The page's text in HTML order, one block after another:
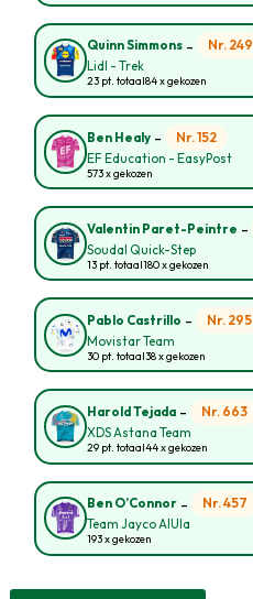
Quinn Simmons - Nr. 249
Lidl - Trek
23 pt. totaal84 x gekozen
Ben Healy - Nr. 152
EF Education - EasyPost
573 x gekozen
Valentin Paret-Peintre -
Soudal Quick-Step
13 pt. totaal180 x gekozen
Pablo Castrillo - Nr. 295
Movistar Team
30 pt. totaal38 x gekozen
Harold Tejada - Nr. 663
XDS Astana Team
29 pt. totaal44 x gekozen
Ben O’Connor - Nr. 457
Team Jayco AlUla
193 x gekozen